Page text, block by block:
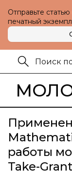
Отправьте
печатный
работы
Take-Grant